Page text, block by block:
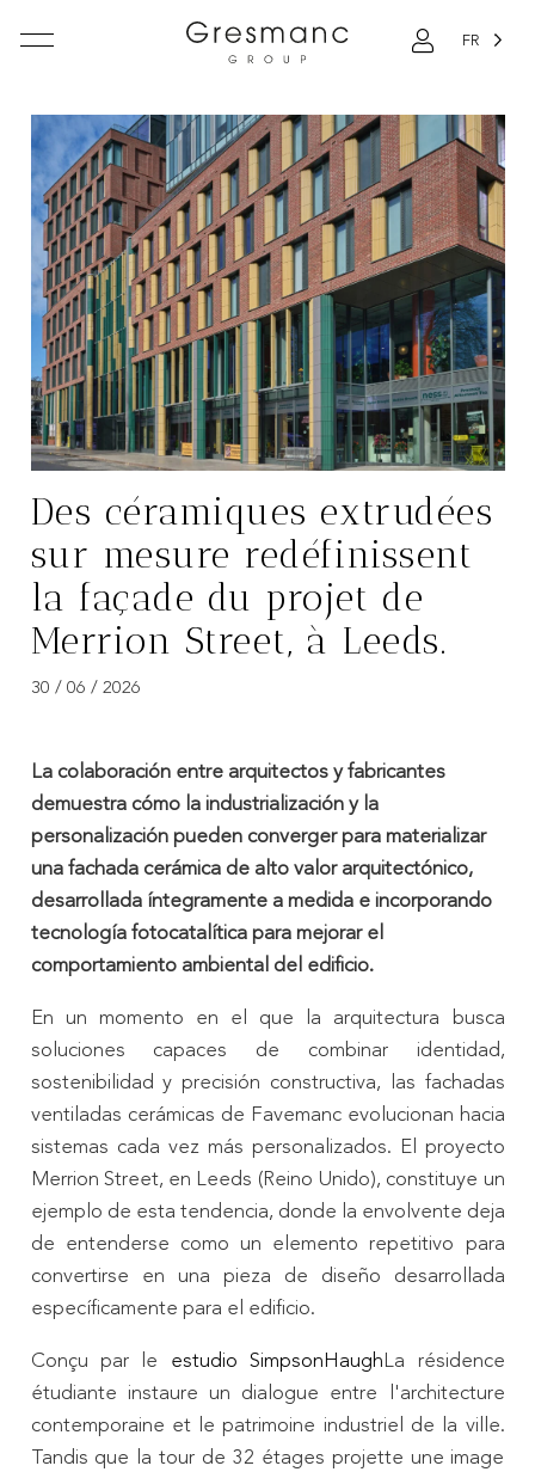
FR
Des céramiques extrudées
sur mesure redéfinissent
la façade du projet de
Merrion Street, à Leeds.
30 / 06 / 2026
La colaboración entre arquitectos y fabricantes
demuestra cómo la industrialización y la
personalización pueden converger para materializar
una fachada cerámica de alto valor arquitectónico,
desarrollada íntegramente a medida e incorporando
tecnología fotocatalítica para mejorar el
comportamiento ambiental del edificio.
En un momento en el que la arquitectura busca
soluciones capaces de combinar identidad,
sostenibilidad y precisión constructiva, las fachadas
ventiladas cerámicas de Favemanc evolucionan hacia
sistemas cada vez más personalizados. El proyecto
Merrion Street, en Leeds (Reino Unido), constituye un
ejemplo de esta tendencia, donde la envolvente deja
de entenderse como un elemento repetitivo para
convertirse en una pieza de diseño desarrollada
específicamente para el edificio.
Conçu par le estudio SimpsonHaugh La résidence
étudiante instaure un dialogue entre l'architecture
contemporaine et le patrimoine industriel de la ville.
Tandis que la tour de 32 étages projette une image